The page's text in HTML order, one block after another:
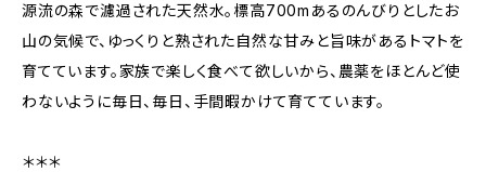
源流の森で濾過された天然水。標高700mあるのんびりとしたお
山の気候で、ゆっくりと熟された自然な甘みと旨味があるトマトを
育てています。家族で楽しく食べて欲しいから、農薬をほとんど使
わないように毎日、毎日、手間暇かけて育てています。
＊＊＊